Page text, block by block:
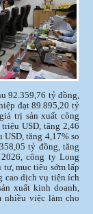
92.359,76 tỷ đồng,
đạt 89.895,20 tỷ
trị sản xuất công
USD, tăng 2,46
tăng 4,17% so
tỷ đồng, tăng
công ty Long
mục tiêu sớm lấp
cao dịch vụ tiện ích
xuất kinh doanh,
nhiều việc làm cho